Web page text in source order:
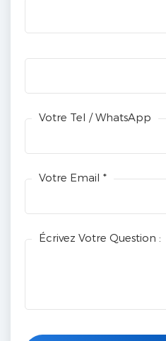
Votre Tel / WhatsApp
Votre Email *
Écrivez Votre Question :